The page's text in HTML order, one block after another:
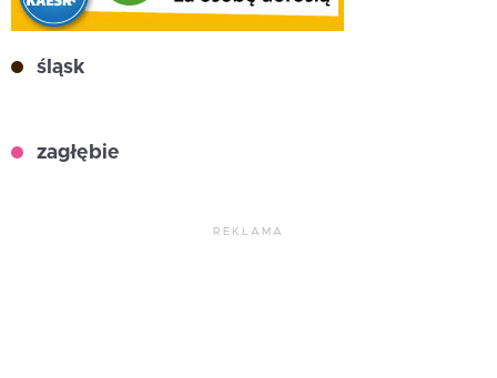
śląsk
zagłębie
REKLAMA